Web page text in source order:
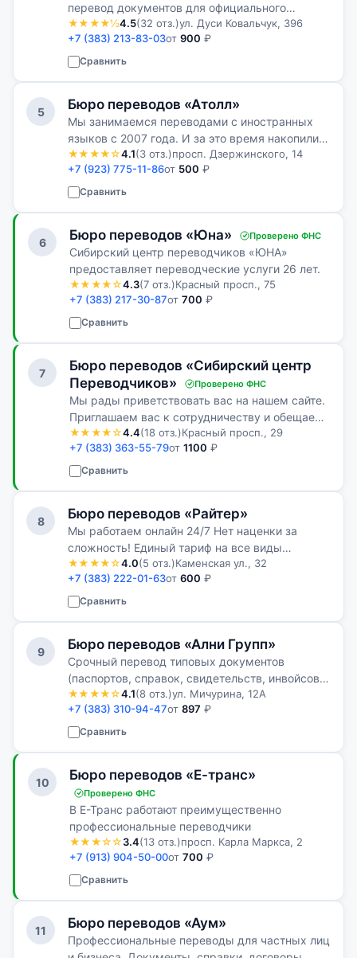
перевод документов для официального
использования в России и за рубежом.
★★★★½4.5(32 отз.)ул. Дуси Ковальчук, 396
+7 (383) 213-83-03от 900 ₽
Сравнить
5 Бюро переводов «Атолл»
Мы занимаемся переводами с иностранных
языков с 2007 года. И за это время накопили
большой опыт работы как с текстовыми
переводами различной направленности и
сложности, так и в переводах личных
★★★★☆4.1(3 отз.)просп. Дзержинского, 14
+7 (923) 775-11-86от 500 ₽
Сравнить
6 Бюро переводов «Юна» Проверено ФНС
Сибирский центр переводчиков «ЮНА»
предоставляет переводческие услуги 26 лет.
★★★★☆4.3(7 отз.)Красный просп., 75
+7 (383) 217-30-87от 700 ₽
Сравнить
7
Бюро переводов «Сибирский центр
Переводчиков»
Проверено ФНС
Мы рады приветствовать вас на нашем сайте.
Приглашаем вас к сотрудничеству и обещаем
сделать все, что в наших силах, чтобы это
сотрудничество принесло вам
удовлетворение.
★★★★☆4.4(18 отз.)Красный просп., 29
+7 (383) 363-55-79от 1100 ₽
Сравнить
8 Бюро переводов «Райтер»
Мы работаем онлайн 24/7 Нет наценки за
сложность! Единый тариф на все виды
письменного перевода За чашкой кофе мы
обсудим все Ваши требования и найдем
оптимальный вариант сотрудничества
★★★★☆4.0(5 отз.)Каменская ул., 32
+7 (383) 222-01-63от 600 ₽
Сравнить
9 Бюро переводов «Ални Групп»
Срочный перевод типовых документов
(паспортов, справок, свидетельств, инвойсов и
т. п.)
★★★★☆4.1(8 отз.)ул. Мичурина, 12А
+7 (383) 310-94-47от 897 ₽
Сравнить
10 Бюро переводов «Е-транс»
Проверено ФНС
В Е-Транс работают преимущественно
профессиональные переводчики
★★★☆☆3.4(13 отз.)просп. Карла Маркса, 2
+7 (913) 904-50-00от 700 ₽
Сравнить
11 Бюро переводов «Аум»
Профессиональные переводы для частных лиц